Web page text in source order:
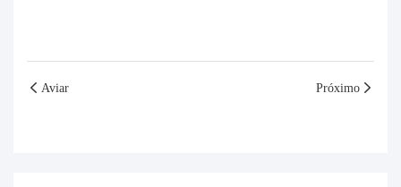
Aviar Próximo